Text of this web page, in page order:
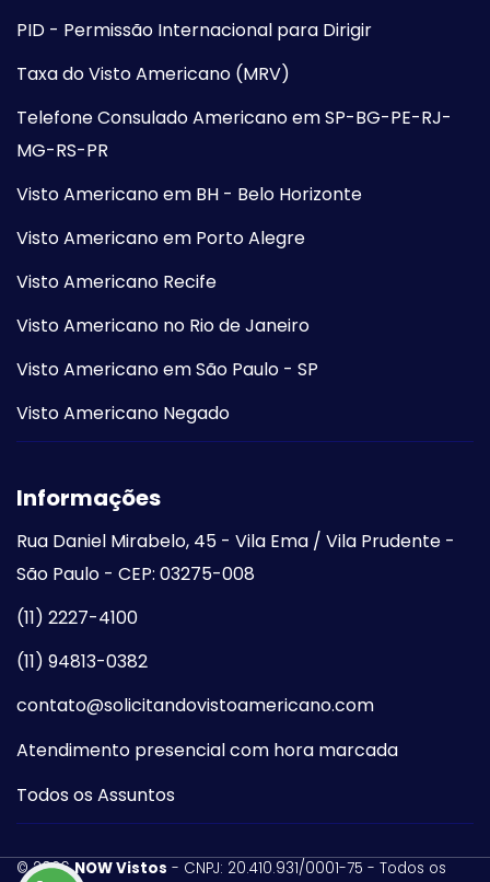
PID - Permissão Internacional para Dirigir
Taxa do Visto Americano (MRV)
Telefone Consulado Americano em SP-BG-PE-RJ-
MG-RS-PR
Visto Americano em BH - Belo Horizonte
Visto Americano em Porto Alegre
Visto Americano Recife
Visto Americano no Rio de Janeiro
Visto Americano em São Paulo - SP
Visto Americano Negado
Informações
Rua Daniel Mirabelo, 45 - Vila Ema / Vila Prudente -
São Paulo - CEP: 03275-008
(11) 2227-4100
(11) 94813-0382
contato@solicitandovistoamericano.com
Atendimento presencial com hora marcada
Todos os Assuntos
©2026 NOW Vistos - CNPJ: 20.410.931/0001-75 - Todos os